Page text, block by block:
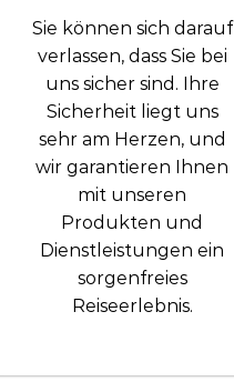
Sie können sich darauf
verlassen, dass Sie bei
uns sicher sind. Ihre
Sicherheit liegt uns
sehr am Herzen, und
wir garantieren Ihnen
mit unseren
Produkten und
Dienstleistungen ein
sorgenfreies
Reiseerlebnis.